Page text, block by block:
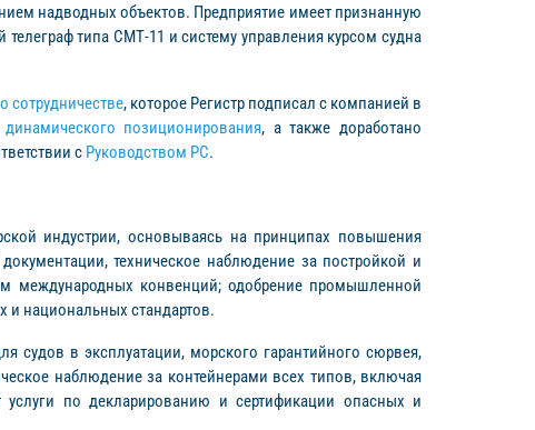
надводных объектов. Предприятие имеет признанную
типа СМТ-11 и систему управления курсом судна
сотрудничестве, которое Регистр подписал с компанией в
позиционирования, а также доработано
с Руководством РС.
индустрии, основываясь на принципах повышения
техническое наблюдение за постройкой и
международных конвенций; одобрение промышленной
и национальных стандартов.
судов в эксплуатации, морского гарантийного сюрвея,
наблюдение за контейнерами всех типов, включая
услуги по декларированию и сертификации опасных и